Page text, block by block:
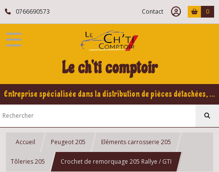
0766690573 Contact 0
Le ch'ti comptoir
Entreprise spécialisée dans la distribution de pièces détachées, refabrication pour voitures Yountimers Peugeot 205 GTI, 309 GTI - GTI16
Accueil Peugeot 205 Eléments carrosserie 205
Tôleries 205 Crochet de remorquage 205 Rallye / GTI